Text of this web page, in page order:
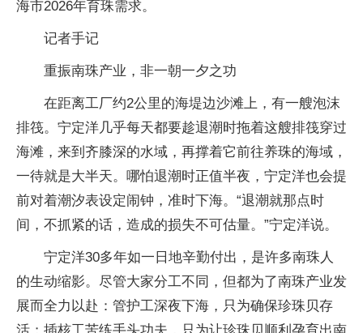
海市2026年育珠需求。
记者手记
重振南珠产业，非一朝一夕之功
在距离工厂约2公里的海堤边沙滩上，有一艘泡沫
排筏。宁定洋几乎每天都要趁退潮时拖着这艘排筏穿过
海滩，来到齐膝深的水域，再撑着它前往养珠的海域，
一待就是大半天。哪怕退潮时正值半夜，宁定洋也会提
前对着潮汐表设定闹钟，准时下海。“退潮就那点时
间，不抓紧的话，造成的损失不可估量。”宁定洋说。
宁定洋30多年如一日地辛勤付出，是许多南珠人
的生动缩影。尽管大家分工不同，但都为了南珠产业发
展而全力以赴：管护工深夜下海，只为确保珍珠贝存
活；插核工苦练手头功夫，只为让珍珠贝顺利孕育出南